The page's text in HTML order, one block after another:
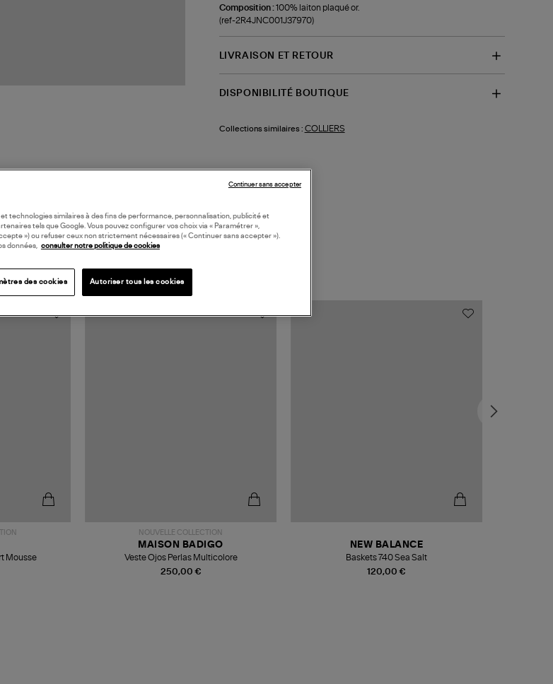
Composition :100% laiton plaqué or.
(ref-2R4JNC001J37970)
LIVRAISON ET RETOUR
DISPONIBILITÉ BOUTIQUE
Collections similaires : COLLIERS
Mousse
NOUVELLE COLLECTION
250,00 €
MAISON BADIGO
Veste Ojos Perlas Multicolore
120,00 €
NEW BALANCE
Baskets 740 Sea Salt
technologies similaires à des fins de performance, personnalisation, publicité et
tels que Google. Vous pouvez configurer vos choix via « Paramétrer »,
») ou refuser ceux non strictement nécessaires (« Continuer sans accepter »).
données, consulter notre politique de cookies
des cookies Autoriser tous les cookies
Continuer sans accepter